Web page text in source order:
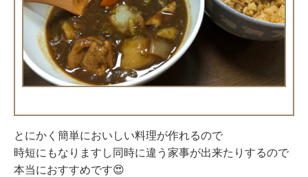
とにかく簡単においしい料理が作れるので
時短にもなりますし同時に違う家事が出来たりするので
本当におすすめです😍